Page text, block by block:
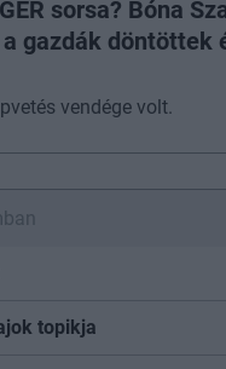
sorsa? Bóna
gazdák döntöttek
vendége volt.
topikja